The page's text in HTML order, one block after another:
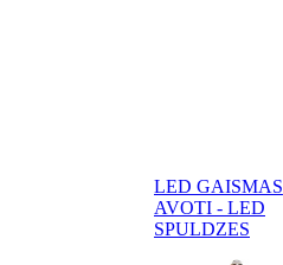
LED GAISMAS
AVOTI - LED
SPULDZES